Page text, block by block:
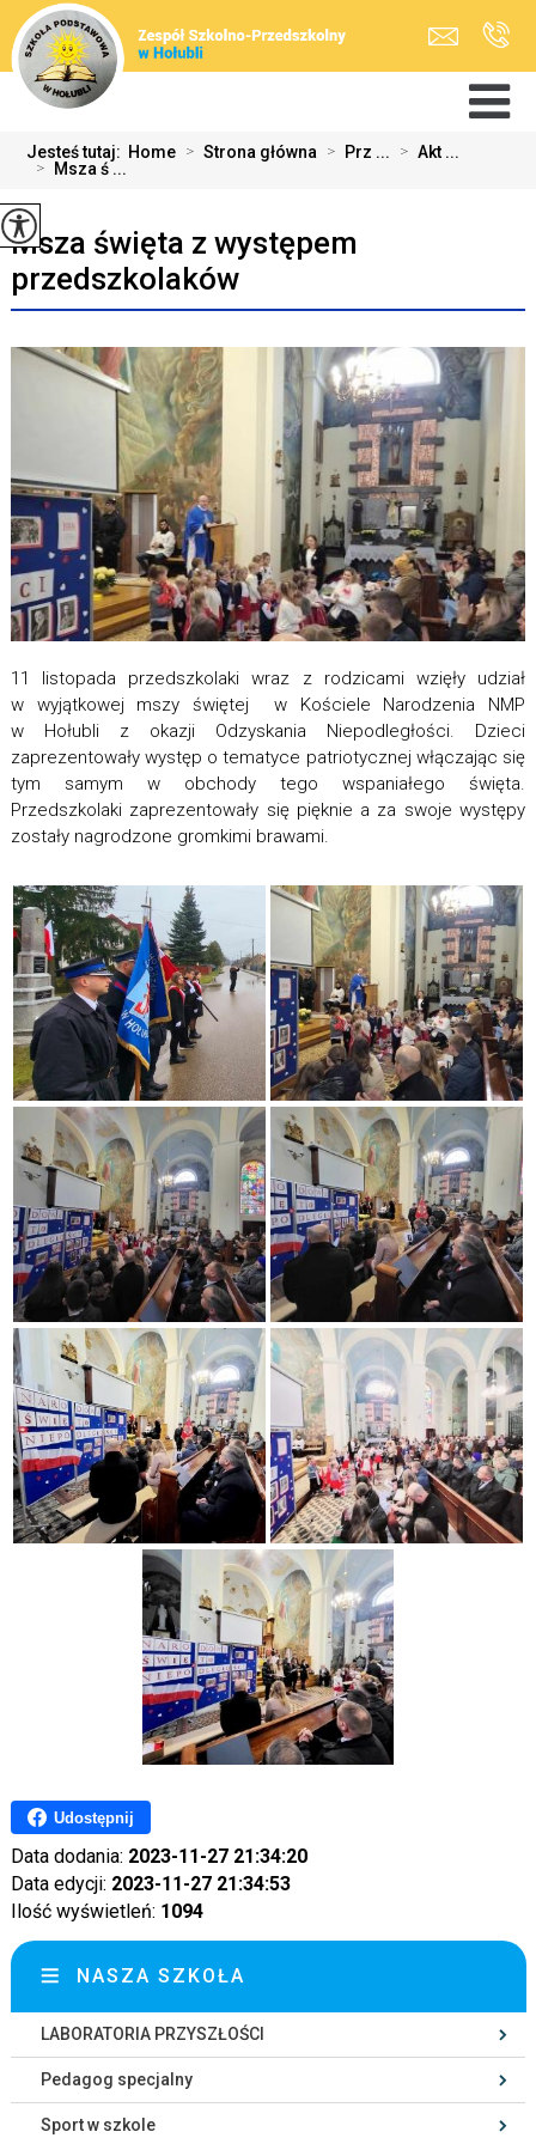
Jesteś tutaj: Home > Strona główna > Prz ... > Akt ...
> Msza ś ...
Msza święta z występem
przedszkolaków
11 listopada przedszkolaki wraz z rodzicami wzięły udział
w wyjątkowej mszy świętej w Kościele Narodzenia NMP
w Hołubli z okazji Odzyskania Niepodległości. Dzieci
zaprezentowały występ o tematyce patriotycznej włączając się
tym samym w obchody tego wspaniałego święta.
Przedszkolaki zaprezentowały się pięknie a za swoje występy
zostały nagrodzone gromkimi brawami.
Udostępnij
Data dodania: 2023-11-27 21:34:20
Data edycji: 2023-11-27 21:34:53
Ilość wyświetleń: 1094
NASZA SZKOŁA
LABORATORIA PRZYSZŁOŚCI
Pedagog specjalny
Sport w szkole